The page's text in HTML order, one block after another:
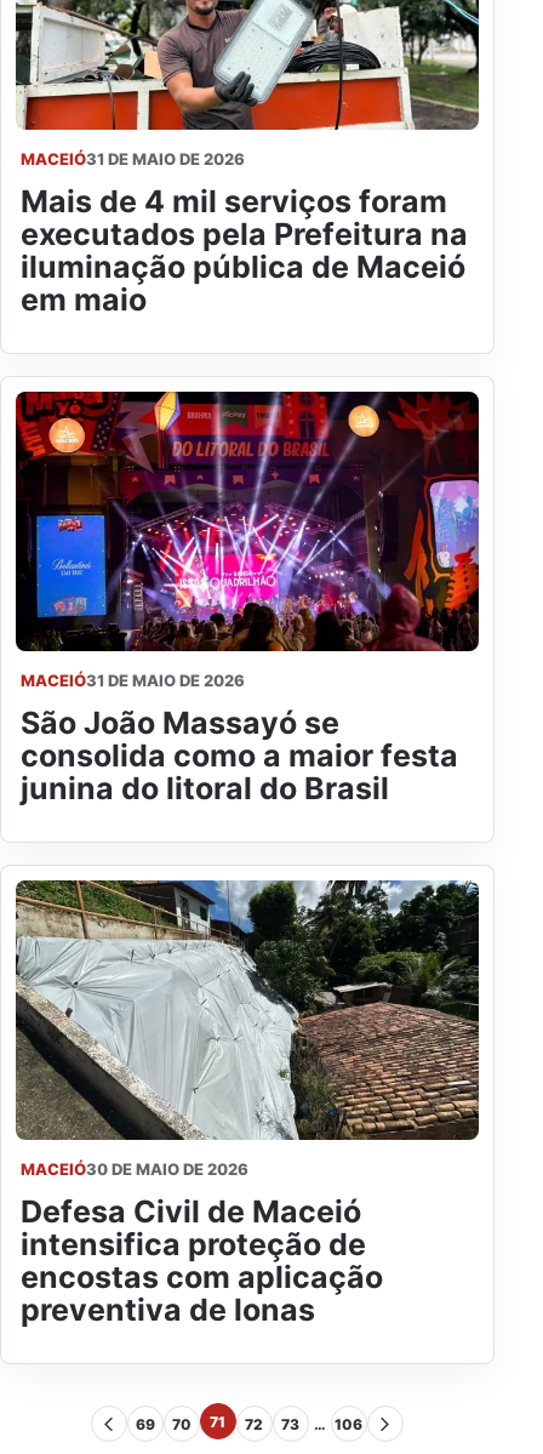
MACEIÓ31 DE MAIO DE 2026
Mais de 4 mil serviços foram
executados pela Prefeitura na
iluminação pública de Maceió
em maio
MACEIÓ31 DE MAIO DE 2026
São João Massayó se
consolida como a maior festa
junina do litoral do Brasil
MACEIÓ30 DE MAIO DE 2026
Defesa Civil de Maceió
intensifica proteção de
encostas com aplicação
preventiva de lonas
69 70 71 72 73 … 106